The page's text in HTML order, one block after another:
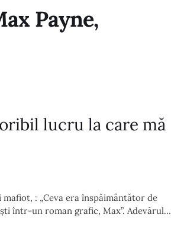
Payne,
lucru la care mă
: „Ceva era înspăimântător de
într-un roman grafic, Max”. Adevărul…